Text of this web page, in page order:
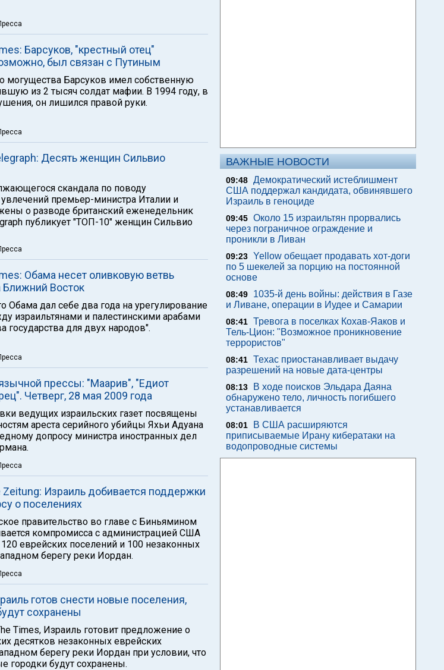
Барсуков, "крестный отец"
был связан с Путиным
могущества Барсуков имел собственную
из 2 тысяч солдат мафии. В 1994 году, в
он лишился правой руки.
Десять женщин Сильвио
скандала по поводу
премьер-министра Италии и
о разводе британский еженедельник
публикует "ТОП-10" женщин Сильвио
Обама несет оливковую ветвь
Ближний Восток
Обама дал себе два года на урегулирование
израильтянами и палестинскими арабами
государства для двух народов".
прессы: "Маарив", "Едиот
Четверг, 28 мая 2009 года
ведущих израильских газет посвящены
ареста серийного убийцы Яхьи Адуана
допросу министра иностранных дел
Израиль добивается поддержки
о поселениях
правительство во главе с Биньямином
компромисса с администрацией США
еврейских поселений и 100 незаконных
берегу реки Иордан.
готов снести новые поселения,
сохранены
Times, Израиль готовит предложение о
десятков незаконных еврейских
берегу реки Иордан при условии, что
городки будут сохранены.
ВАЖНЫЕ НОВОСТИ
09:48 Демократический истеблишмент
США поддержал кандидата, обвинявшего
Израиль в геноциде
09:45 Около 15 израильтян прорвались
через пограничное ограждение и
проникли в Ливан
09:23 Yellow обещает продавать хот-доги
по 5 шекелей за порцию на постоянной
основе
08:49
1035-й день войны: действия в Газе
и Ливане, операции в Иудее и Самарии
08:41 Тревога в поселках Кохав-Яаков и
Тель-Цион: "Возможное проникновение
террористов"
08:41 Техас приостанавливает выдачу
разрешений на новые дата-центры
08:13
В ходе поисков Эльдара Даяна
обнаружено тело, личность погибшего
устанавливается
08:01
В США расширяются
приписываемые Ирану кибератаки на
водопроводные системы